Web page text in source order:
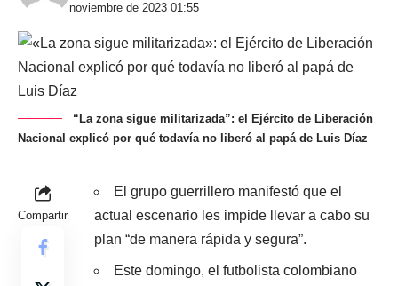
noviembre de 2023 01:55
“La zona sigue militarizada”: el Ejército de Liberación
Nacional explicó por qué todavía no liberó al papá de Luis Díaz
Compartir
El grupo guerrillero manifestó que el
actual escenario les impide llevar a cabo su
plan “de manera rápida y segura”.
Este domingo, el futbolista colombiano